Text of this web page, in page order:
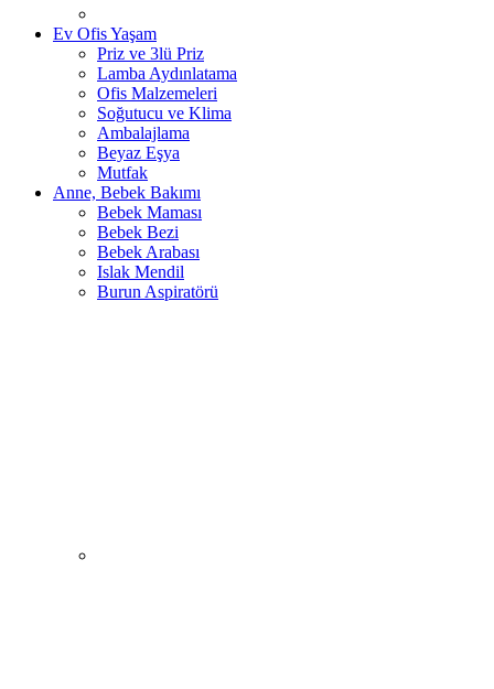
Ev Ofis Yaşam
Priz ve 3lü Priz
Lamba Aydınlatama
Ofis Malzemeleri
Soğutucu ve Klima
Ambalajlama
Beyaz Eşya
Mutfak
Anne, Bebek Bakımı
Bebek Maması
Bebek Bezi
Bebek Arabası
Islak Mendil
Burun Aspiratörü